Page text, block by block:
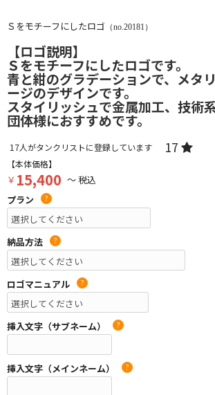
Ｓをモチーフにしたロゴ （no.20181）
【ロゴ説明】
Ｓをモチーフにしたロゴです。
青と紺のグラデーションで、メタ
ージのデザインです。
スタイリッシュで金属加工、技術
団体様におすすめです。
17人がタンクリストに登録しています 17
【本体価格】
￥ 15,400 ～ 税込
プラン
?
納品方法 ?
ロゴマニュアル ?
挿入文字（サブネーム） ?
挿入文字（メインネーム） ?